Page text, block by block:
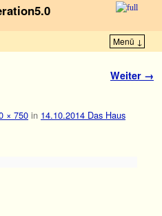
Menü ↓
Weiter →
× 750 in 14.10.2014 Das Haus